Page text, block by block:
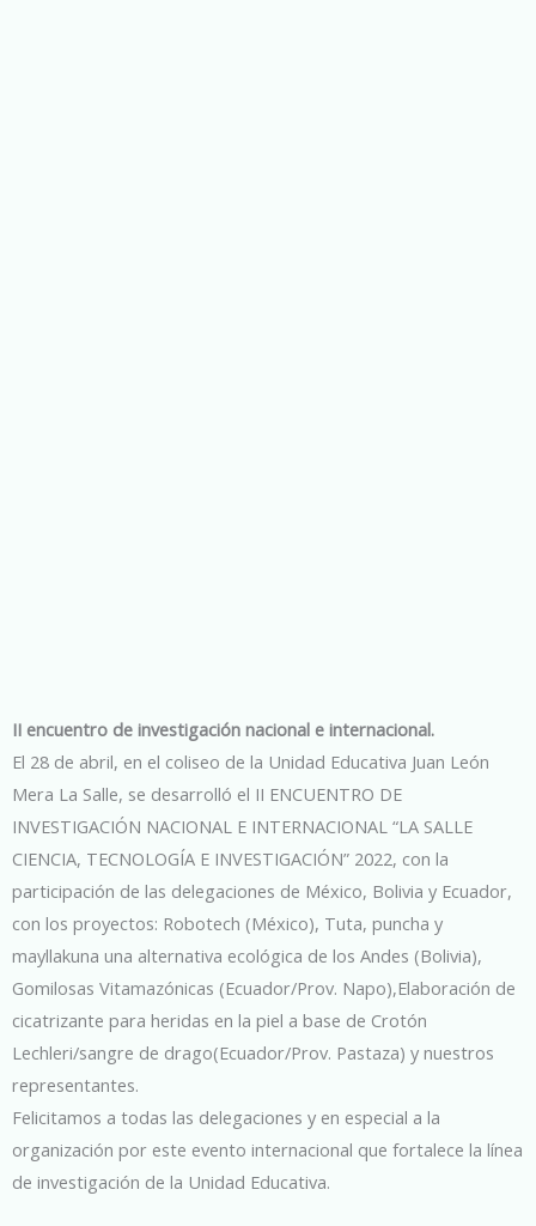
II encuentro de investigación nacional e internacional.
El 28 de abril, en el coliseo de la Unidad Educativa Juan León
Mera La Salle, se desarrolló el II ENCUENTRO DE
INVESTIGACIÓN NACIONAL E INTERNACIONAL “LA SALLE
CIENCIA, TECNOLOGÍA E INVESTIGACIÓN” 2022, con la
participación de las delegaciones de México, Bolivia y Ecuador,
con los proyectos: Robotech (México), Tuta, puncha y
mayllakuna una alternativa ecológica de los Andes (Bolivia),
Gomilosas Vitamazónicas (Ecuador/Prov. Napo),Elaboración de
cicatrizante para heridas en la piel a base de Crotón
Lechleri/sangre de drago(Ecuador/Prov. Pastaza) y nuestros
representantes.
Felicitamos a todas las delegaciones y en especial a la
organización por este evento internacional que fortalece la línea
de investigación de la Unidad Educativa.